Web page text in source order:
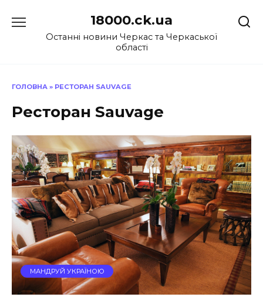
до
18000.ck.ua
Останні новини Черкас та Черкаської
області
ГОЛОВНА » РЕСТОРАН SAUVAGE
Ресторан Sauvage
МАНДРУЙ УКРАЇНОЮ